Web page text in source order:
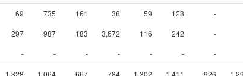
69 735 161 38 59 128 -
297 987 183 3,672 116 242 -
- - - - - - -
1,328 1,064 667 784 1,302 1,411 926